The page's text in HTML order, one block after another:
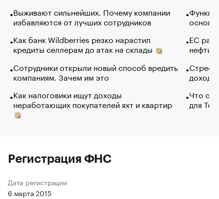
Выживают сильнейших. Почему компании
избавляются от лучших сотрудников
Как банк Wildberries резко нарастил
кредиты селлерам до атак на склады
Сотрудники открыли новый способ вредить
компаниям. Зачем им это
Как налоговики ищут доходы
неработающих покупателей яхт и квартир
основ
ЕС
нефти
Что
для
Регистрация ФНС
Дата регистрации
6 марта 2015